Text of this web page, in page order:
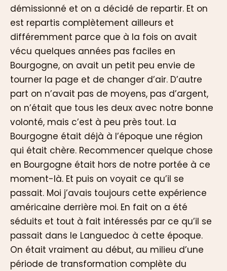
démissionné et on a décidé de repartir. Et on
est repartis complètement ailleurs et
différemment parce que à la fois on avait
vécu quelques années pas faciles en
Bourgogne, on avait un petit peu envie de
tourner la page et de changer d’air. D’autre
part on n’avait pas de moyens, pas d’argent,
on n’était que tous les deux avec notre bonne
volonté, mais c’est à peu près tout. La
Bourgogne était déjà à l’époque une région
qui était chère. Recommencer quelque chose
en Bourgogne était hors de notre portée à ce
moment-là. Et puis on voyait ce qu’il se
passait. Moi j’avais toujours cette expérience
américaine derrière moi. En fait on a été
séduits et tout à fait intéressés par ce qu’il se
passait dans le Languedoc à cette époque.
On était vraiment au début, au milieu d’une
période de transformation complète du